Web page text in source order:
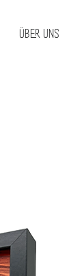
Über uns